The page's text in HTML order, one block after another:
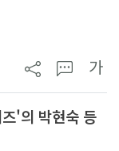
가
'의 박현숙 등